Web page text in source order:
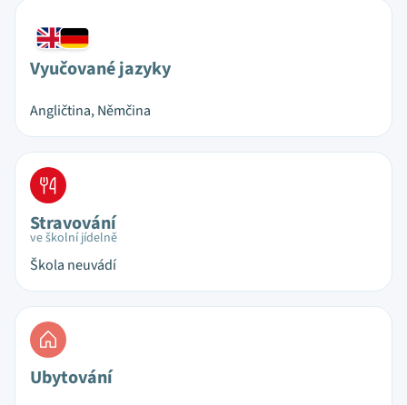
Vyučované jazyky
Angličtina, Němčina
Stravování
ve školní jídelně
Škola neuvádí
Ubytování